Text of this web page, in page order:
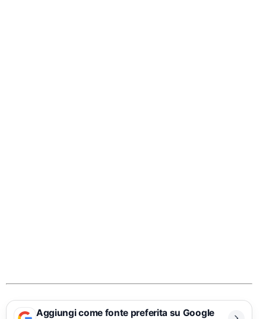
Aggiungi come fonte preferita su Google